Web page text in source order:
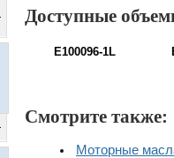
Доступные
E100096-1L
Смотрите также:
Моторные